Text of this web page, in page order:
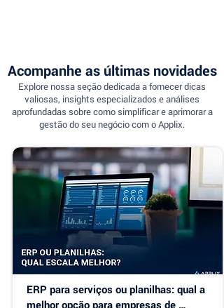
Acompanhe as últimas novidades
Explore nossa seção dedicada a fornecer dicas
valiosas, insights especializados e análises
aprofundadas sobre como simplificar e aprimorar a
gestão do seu negócio com o Applix.
ERP para serviços ou planilhas: qual a
melhor opção para empresas de